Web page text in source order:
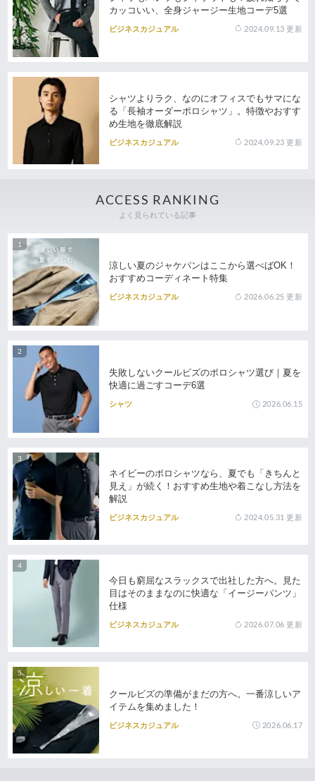
カッコいい、全身ジャージー生地コーデ5選
ビジネスカジュアル 2024.09.13 更新
シャツよりラク、なのにオフィスでもサマにな
る「長袖オーダーポロシャツ」。特徴やおすす
め生地を徹底解説
ビジネスカジュアル 2024.09.23 更新
ACCESS RANKING
よく見られている記事
涼しい夏のジャケパンはここから選べばOK！
おすすめコーディネート特集
ビジネスカジュアル 2026.06.25 更新
失敗しないクールビズのポロシャツ選び｜夏を
快適に過ごすコーデ6選
シャツ 2026.06.15
ネイビーのポロシャツなら、夏でも「きちんと
見え」が続く！おすすめ生地や着こなし方法を
解説
ビジネスカジュアル 2024.05.31 更新
今日も窮屈なスラックスで出社した方へ。見た
目はそのままなのに快適な「イージーパンツ」
仕様
ビジネスカジュアル 2026.07.06 更新
クールビズの準備がまだの方へ。一番涼しいア
イテムを集めました！
ビジネスカジュアル 2026.06.17